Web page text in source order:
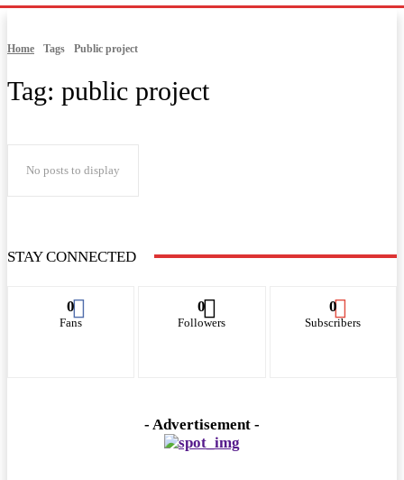
Home Tags Public project
Tag: public project
No posts to display
STAY CONNECTED
0
Fans
0
Followers
0
Subscribers
- Advertisement -